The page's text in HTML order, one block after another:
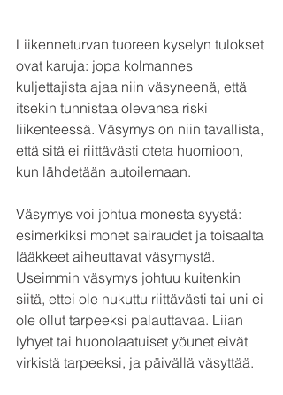
Liikenneturvan tuoreen kyselyn tulokset
ovat karuja: jopa kolmannes
kuljettajista ajaa niin väsyneenä, että
itsekin tunnistaa olevansa riski
liikenteessä. Väsymys on niin tavallista,
että sitä ei riittävästi oteta huomioon,
kun lähdetään autoilemaan.
Väsymys voi johtua monesta syystä:
esimerkiksi monet sairaudet ja toisaalta
lääkkeet aiheuttavat väsymystä.
Useimmin väsymys johtuu kuitenkin
siitä, ettei ole nukuttu riittävästi tai uni ei
ole ollut tarpeeksi palauttavaa. Liian
lyhyet tai huonolaatuiset yöunet eivät
virkistä tarpeeksi, ja päivällä väsyttää.